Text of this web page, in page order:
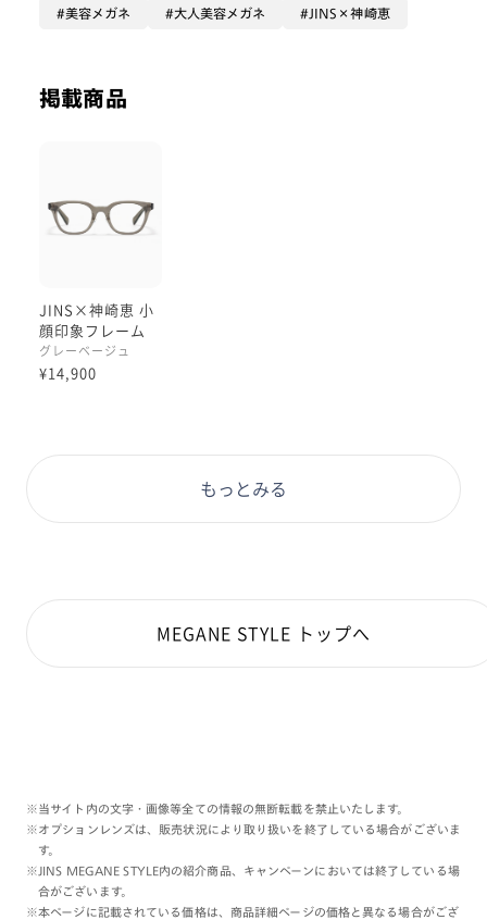
ネット仕様なので力を入れずにパチンと留められます。
メ。
くすみ見えの原因となるイエローライトを吸収して、お
肌をより一層キレイに見せてくれますよ◎
美容メガネ 大人美容メガネ JINS×神崎恵
掲載商品
JINS×神崎恵 小
顔印象フレーム
グレーベージュ
¥14,900
もっとみる
MEGANE STYLE トップへ
※当サイト内の文字・画像等全ての情報の無断転載を禁止いたします。
※オプションレンズは、販売状況により取り扱いを終了している場合がございま
す。
※JINS MEGANE STYLE内の紹介商品、キャンペーンにおいては終了している場
合がございます。
※本ページに記載されている価格は、商品詳細ページの価格と異なる場合がござ